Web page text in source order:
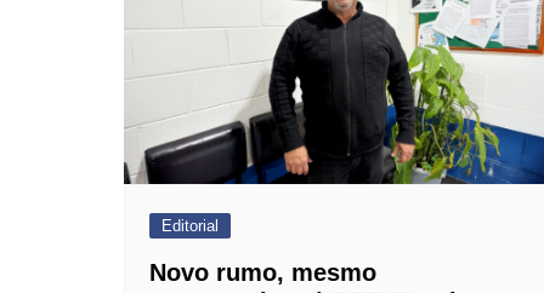
Editorial
Novo rumo, mesmo